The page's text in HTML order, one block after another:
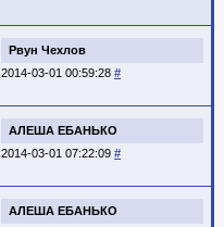
Рвун Чехлов
2014-03-01 00:59:28 #
АЛЕША ЕБАНЬКО
2014-03-01 07:22:09 #
АЛЕША ЕБАНЬКО